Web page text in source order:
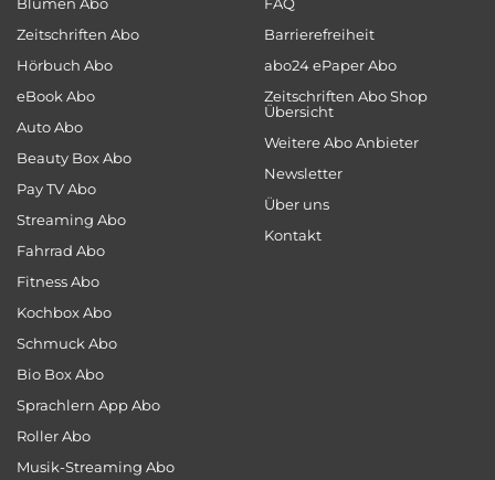
Zeitschriften Abo
Hörbuch Abo
eBook Abo
Auto Abo
Beauty Box Abo
Pay TV Abo
Streaming Abo
Fahrrad Abo
Fitness Abo
Kochbox Abo
Schmuck Abo
Bio Box Abo
Sprachlern App Abo
Roller Abo
Musik-Streaming Abo
Barrierefreiheit
abo24 ePaper Abo
Zeitschriften Abo Shop
Übersicht
Weitere Abo Anbieter
Newsletter
Über uns
Kontakt